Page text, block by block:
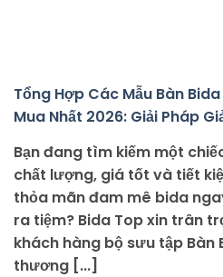
Tổng Hợp Các Mẫu Bàn
Mua Nhất 2026: Giải Pháp
Bạn đang tìm kiếm một
chất lượng, giá tốt và tiết
thỏa mãn đam mê bida
ra tiệm? Bida Top xin trân
khách hàng bộ sưu tập Bàn
thương [...]